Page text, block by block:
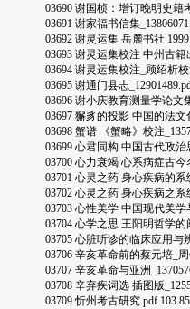
03690 谢国桢：增订晚明史籍
03691 谢家福书信集
03692 谢灵运集 岳麓书社
03693 谢灵运集校注 中州古籍
03694 谢灵运集校注_顾绍析校
03695 谢通门县志
03696 谢小庆教育测量学论文
03697 獬豸的投影 中国的法文
03698 蟹谱 《蟹略》校注
03699 心君同构 中国古代政治
03700 心力衰竭 心系病症古今
03701 心灵之药 身心疾病的系
03702 心灵之药 身心疾病之系
03703 心性美学 中国现代美学
03704 心学之思 王阳明哲学的
03705 心脏听诊的临床应用与辨
03706 辛亥革命前的蔡元培_周
03707 辛亥革命与亚洲
03708 辛弃疾词选 插图版
03709 忻州考古研究.pdf